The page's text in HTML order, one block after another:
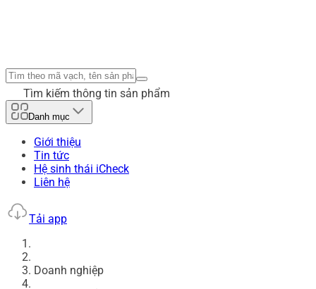
Tìm kiếm thông tin sản phẩm
Danh mục
Giới thiệu
Tin tức
Hệ sinh thái iCheck
Liên hệ
Tải app
Doanh nghiệp